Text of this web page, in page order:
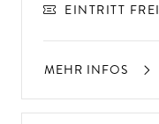
EINTRITT FREI
MEHR INFOS